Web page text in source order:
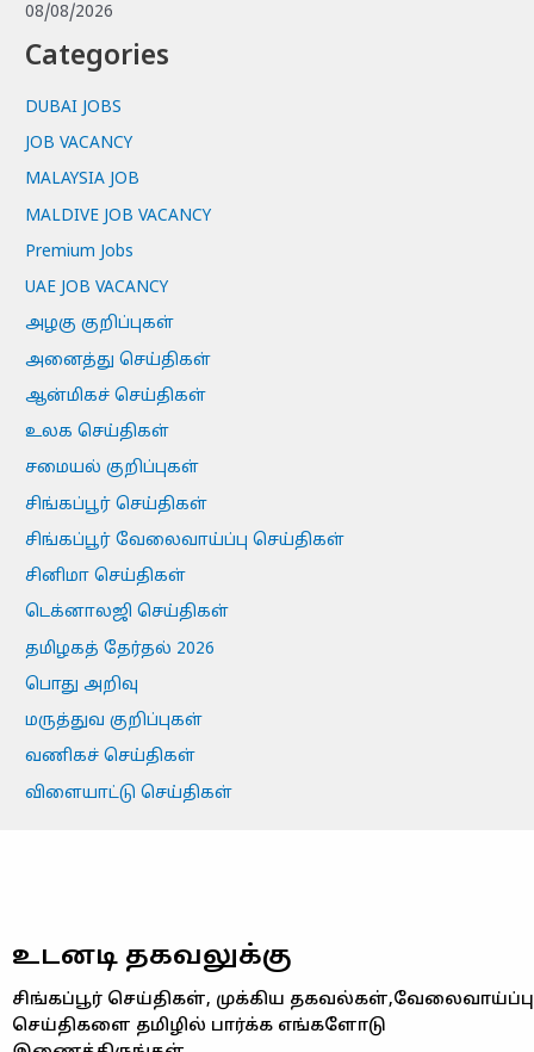
08/08/2026
Categories
DUBAI JOBS
JOB VACANCY
MALAYSIA JOB
MALDIVE JOB VACANCY
Premium Jobs
UAE JOB VACANCY
அழகு குறிப்புகள்
அனைத்து செய்திகள்
ஆன்மிகச் செய்திகள்
உலக செய்திகள்
சமையல் குறிப்புகள்
சிங்கப்பூர் செய்திகள்
சிங்கப்பூர் வேலைவாய்ப்பு செய்திகள்
சினிமா செய்திகள்
டெக்னாலஜி செய்திகள்
தமிழகத் தேர்தல் 2026
பொது அறிவு
மருத்துவ குறிப்புகள்
வணிகச் செய்திகள்
விளையாட்டு செய்திகள்
உடனடி தகவலுக்கு
சிங்கப்பூர் செய்திகள், முக்கிய தகவல்கள்,வேலைவாய்ப்பு
செய்திகளை தமிழில் பார்க்க எங்களோடு